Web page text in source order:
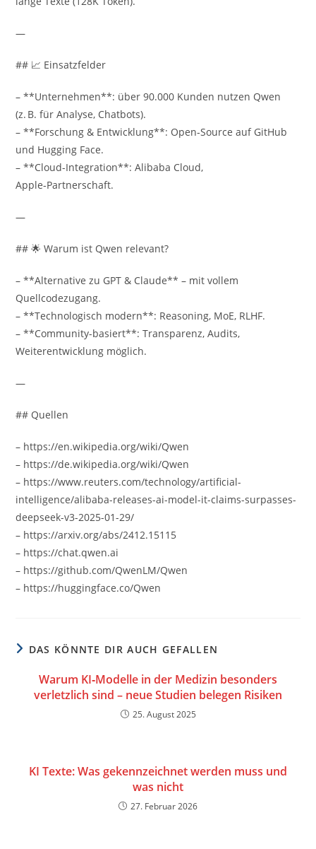
—
## 📈 Einsatzfelder
– **Unternehmen**: über 90.000 Kunden nutzen Qwen
(z. B. für Analyse, Chatbots).
– **Forschung & Entwicklung**: Open‑Source auf GitHub
und Hugging Face.
– **Cloud-Integration**: Alibaba Cloud,
Apple‑Partnerschaft.
—
## 🌟 Warum ist Qwen relevant?
– **Alternative zu GPT & Claude** – mit vollem
Quellcodezugang.
– **Technologisch modern**: Reasoning, MoE, RLHF.
– **Community-basiert**: Transparenz, Audits,
Weiterentwicklung möglich.
—
## Quellen
– https://en.wikipedia.org/wiki/Qwen
– https://de.wikipedia.org/wiki/Qwen
– https://www.reuters.com/technology/artificial-
intelligence/alibaba-releases-ai-model-it-claims-surpasses-
deepseek-v3-2025-01-29/
– https://arxiv.org/abs/2412.15115
– https://chat.qwen.ai
– https://github.com/QwenLM/Qwen
– https://huggingface.co/Qwen
DAS KÖNNTE DIR AUCH GEFALLEN
Warum KI‑Modelle in der Medizin besonders
verletzlich sind – neue Studien belegen Risiken
25. August 2025
KI Texte: Was gekennzeichnet werden muss und
was nicht
27. Februar 2026